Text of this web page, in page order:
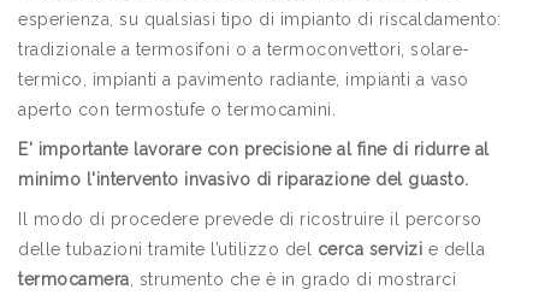
esperienza, su qualsiasi tipo di impianto di riscaldamento:
tradizionale a termosifoni o a termoconvettori, solare-
termico, impianti a pavimento radiante, impianti a vaso
aperto con termostufe o termocamini.
E' importante lavorare con precisione al fine di ridurre al
minimo l'intervento invasivo di riparazione del guasto.
Il modo di procedere prevede di ricostruire il percorso
delle tubazioni tramite l’utilizzo del cerca servizi e della
termocamera , strumento che è in grado di mostrarci